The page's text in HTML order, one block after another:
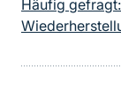
Häufig